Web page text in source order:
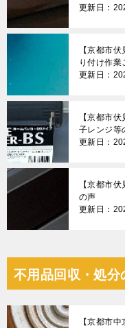
更新日：
【京都市
り付け作業
更新日：
【京都市
子レンジ等
更新日：
【京都市
の声
更新日：
不用品回収・処分
【京都市